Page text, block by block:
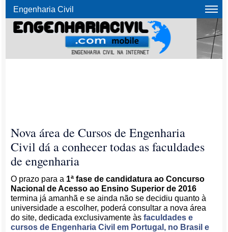
Engenharia Civil
Nova área de Cursos de Engenharia
Civil dá a conhecer todas as faculdades
de engenharia
O prazo para a 1ª fase de candidatura ao Concurso
Nacional de Acesso ao Ensino Superior de 2016
termina já amanhã e se ainda não se decidiu quanto à
universidade a escolher, poderá consultar a nova área
do site, dedicada exclusivamente àsfaculdades e
cursos de Engenharia Civil em Portugal, no Brasil e